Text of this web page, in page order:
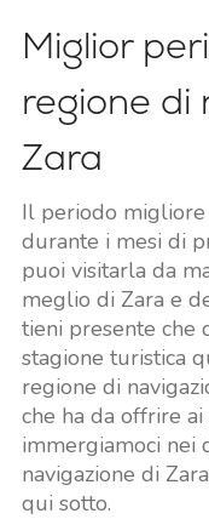
Miglior
regione di
Zara
Il periodo
durante i mesi di
puoi visitarla da
meglio di Zara e
tieni presente che
stagione turistica
regione di
che ha da offrire
immergiamoci nei
navigazione di
qui sotto.